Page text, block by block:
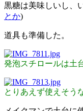
黒糖は美味しいし、
とか)
道具も準備した。
発泡スチロールは土
とりあえず使えそう